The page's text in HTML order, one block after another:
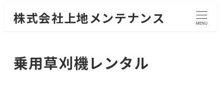
株式会社上地メンテナンス MENU
乗用草刈機レンタル